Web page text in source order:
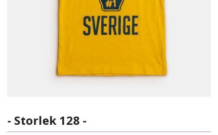
- Storlek 128 -